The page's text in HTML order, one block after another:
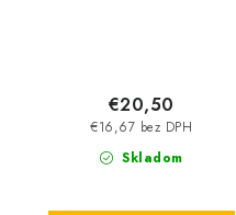
Skladom
€16,67 bez DPH
€20,50